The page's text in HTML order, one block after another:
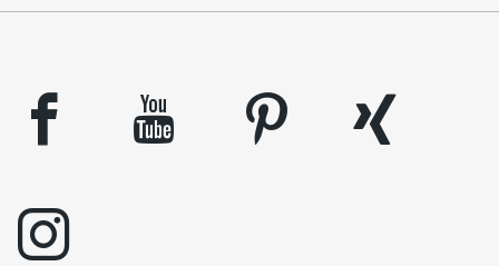
facebook youtube pinterest
xing
instagram